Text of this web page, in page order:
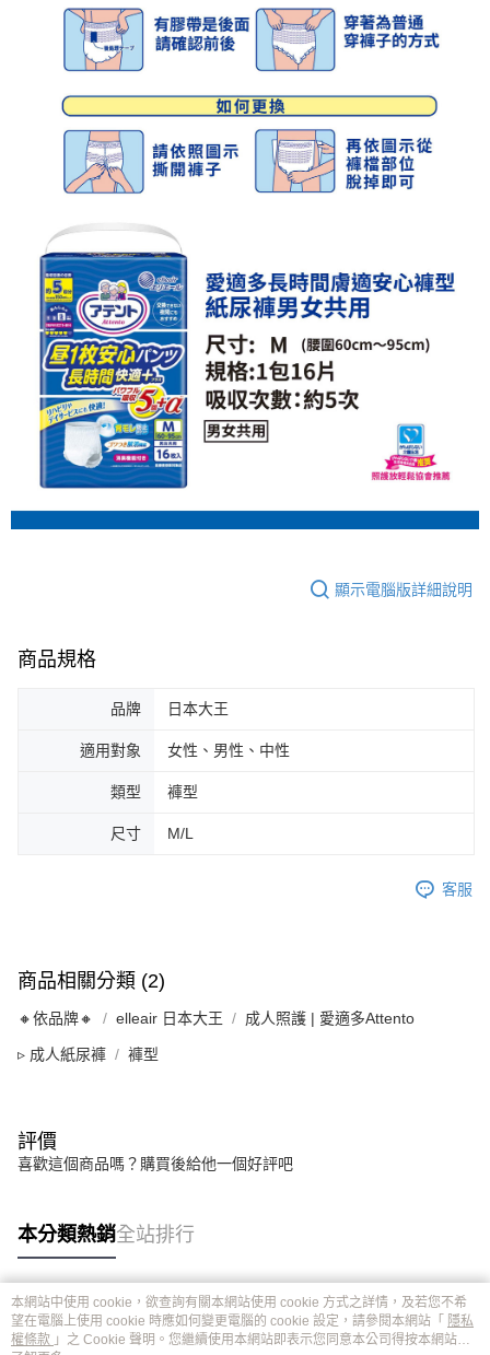
顯示電腦版詳細說明
商品規格
品牌 日本大王
適用對象 女性、男性、中性
類型 褲型
尺寸 M/L
客服
商品相關分類 (2)
🔸依品牌🔸 elleair 日本大王 成人照護 | 愛適多Attento
▹ 成人紙尿褲 褲型
評價
喜歡這個商品嗎？購買後給他一個好評吧
本分類熱銷全站排行
熱門標籤
本網站中使用 cookie，欲查詢有關本網站使用 cookie 方式之詳情，及若您不希
望在電腦上使用 cookie 時應如何變更電腦的 cookie 設定，請參閱本網站「 隱私
權條款 」之 Cookie 聲明。您繼續使用本網站即表示您同意本公司得按本網站使